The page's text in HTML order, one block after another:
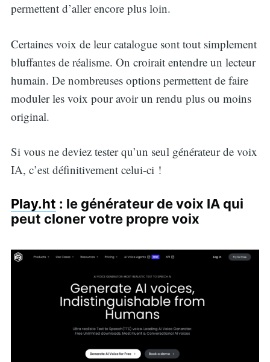
permettent d’aller encore plus loin.
Certaines voix de leur catalogue sont tout simplement
bluffantes de réalisme. On croirait entendre un lecteur
humain. De nombreuses options permettent de faire
moduler les voix pour avoir un rendu plus ou moins
original.
Si vous ne deviez tester qu’un seul générateur de voix
IA, c’est définitivement celui-ci !
Play.ht : le générateur de voix IA qui
peut cloner votre propre voix